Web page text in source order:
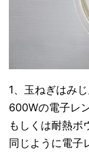
1、玉ねぎはみ
600Wの電子レ
もしくは耐熱ボ
同じように電子